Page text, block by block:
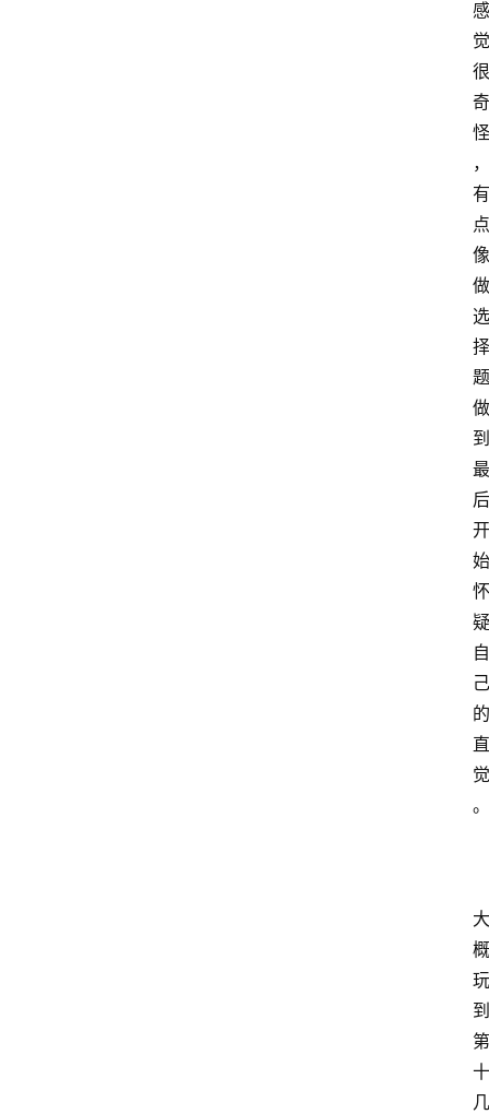
感
觉
很
奇
怪
，
有
点
像
做
选
择
题
做
到
最
后
开
始
怀
疑
自
己
的
直
觉
。
大
概
玩
到
第
十
几